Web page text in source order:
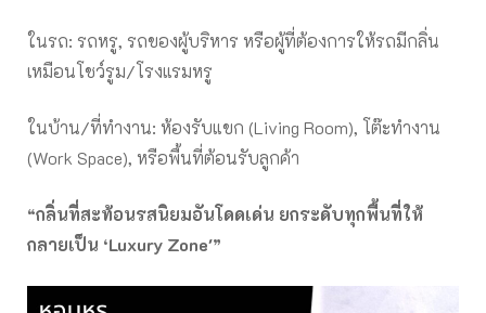
ในรถ: รถหรู, รถของผู้บริหาร หรือผู้ที่ต้องการให้รถมีกลิ่น
เหมือนโชว์รูม/โรงแรมหรู
ในบ้าน/ที่ทำงาน: ห้องรับแขก (Living Room), โต๊ะทำงาน
(Work Space), หรือพื้นที่ต้อนรับลูกค้า
“กลิ่นที่สะท้อนรสนิยมอันโดดเด่น ยกระดับทุกพื้นที่ให้
กลายเป็น ‘Luxury Zone'”